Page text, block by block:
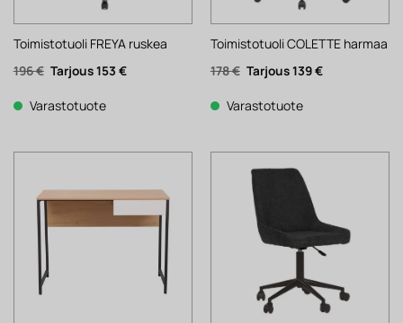
Toimistotuoli FREYA ruskea
196€ Alkuperäinen
hinta
196 €.
153 €Nykyinen
Varastotuote
Toimistotuoli COLETTE harmaa
178€ Alkuperäinen
hinta
178 €.
139€Nykyinen
Varastotuote